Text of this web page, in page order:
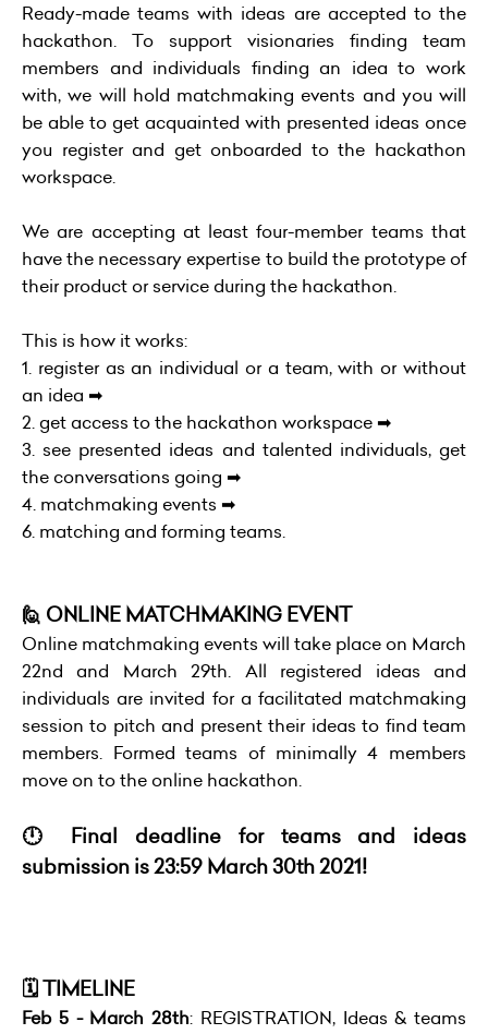
Ready-made teams with ideas are accepted to the
hackathon. To support visionaries finding team
members and individuals finding an idea to work
with, we will hold matchmaking events and you will
be able to get acquainted with presented ideas once
you register and get onboarded to the hackathon
workspace.
We are accepting at least four-member teams that
have the necessary expertise to build the prototype of
their product or service during the hackathon.
This is how it works:
1. register as an individual or a team, with or without
an idea ➡
2. get access to the hackathon workspace ➡
3. see presented ideas and talented individuals, get
the conversations going ➡
4. matchmaking events ➡
6. matching and forming teams.
🙋 ONLINE MATCHMAKING EVENT
Online matchmaking events will take place on March
22nd and March 29th. All registered ideas and
individuals are invited for a facilitated matchmaking
session to pitch and present their ideas to find team
members. Formed teams of minimally 4 members
move on to the online hackathon.
🕛 Final deadline for teams and ideas
submission is 23:59 March 30th 2021!
🗓️ TIMELINE
Feb 5 - March 28th: REGISTRATION, Ideas & teams